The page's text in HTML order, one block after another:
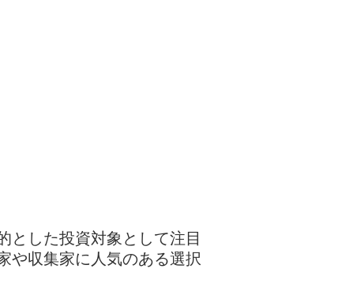
とした投資対象として注目
や収集家に人気のある選択